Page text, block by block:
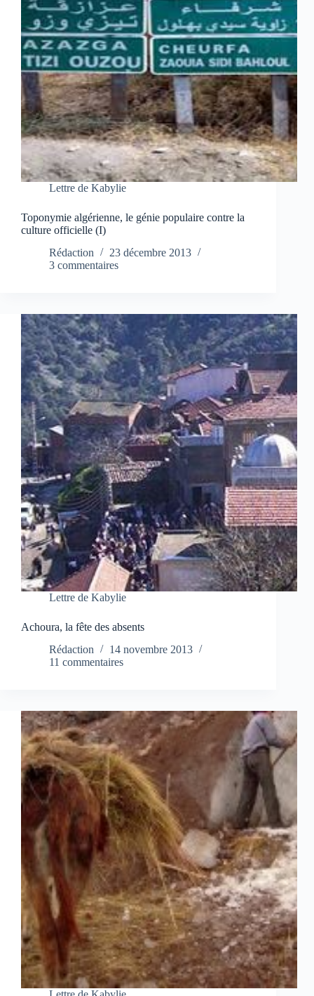
Lettre de Kabylie
Toponymie algérienne, le génie populaire contre la
culture officielle (I)
Rédaction
23 décembre 2013
3 commentaires
Lettre de Kabylie
Achoura, la fête des absents
Rédaction
14 novembre 2013
11 commentaires